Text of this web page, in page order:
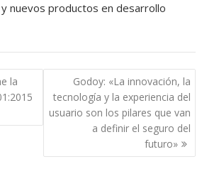
nuevos productos en desarrollo
la
Godoy: «La innovación, la
tecnología y la experiencia del
usuario son los pilares que van
a definir el seguro del
futuro»